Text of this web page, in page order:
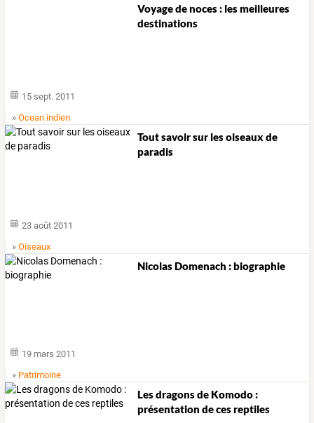
Voyage de noces : les meilleures
destinations
15 sept. 2011
»Ocean indien
Tout savoir sur les oiseaux de
paradis
23 août 2011
»Oiseaux
Nicolas Domenach : biographie
19 mars 2011
» Patrimoine
Les dragons de Komodo :
présentation de ces reptiles